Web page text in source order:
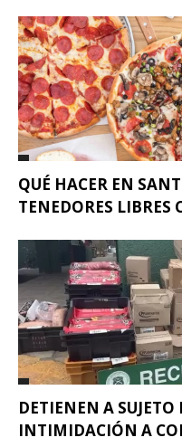
QUÉ HACER EN
TENEDORES LIBRES
DETIENEN A
INTIMIDACIÓN A